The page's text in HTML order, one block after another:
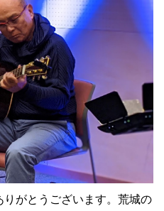
がとうございます。荒城の